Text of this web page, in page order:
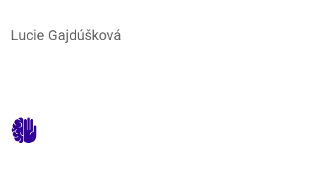
Lucie Gajdúšková